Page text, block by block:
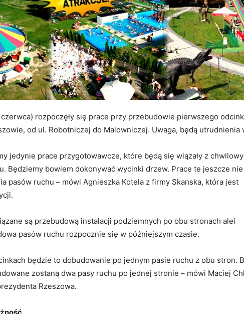
czerwca) rozpoczęły się prace przy przebudowie pierwszego
od ul. Robotniczej do Malowniczej. Uwaga, będą utrudnienia
jedynie prace przygotowawcze, które będą się wiązały z
Będziemy bowiem dokonywać wycinki drzew. Prace te jeszcze nie
pasów ruchu – mówi Agnieszka Kotela z firmy Skanska, która jest
są przebudową instalacji podziemnych po obu stronach alei
pasów ruchu rozpocznie się w późniejszym czasie.
będzie to dobudowanie po jednym pasie ruchu z obu stron.
zostaną dwa pasy ruchu po jednej stronie – mówi Maciej
Rzeszowa.